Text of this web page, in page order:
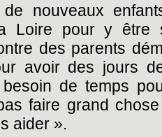
nouveaux
Loire pour y être
des parents
avoir des jours
de temps
faire grand
aider ».